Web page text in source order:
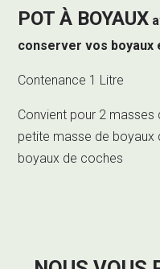
POT À BOYAUX
conserver vos boyaux
Contenance 1 Litre
Convient pour 2
petite masse de
boyaux de coches